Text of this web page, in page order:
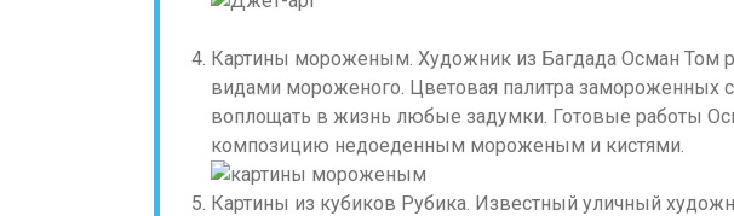
Картины мороженым. Художник из Багдада Осман Том
видами мороженого. Цветовая палитра замороженных
воплощать в жизнь любые задумки. Готовые работы
композицию недоеденным мороженым и кистями.
Картины из кубиков Рубика. Известный уличный